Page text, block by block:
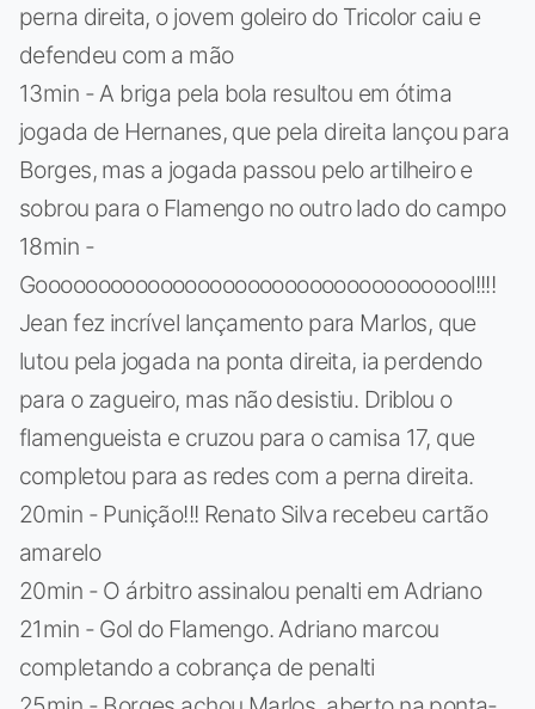
perna direita, o jovem goleiro do Tricolor caiu e
defendeu com a mão
13min - A briga pela bola resultou em ótima
jogada de Hernanes, que pela direita lançou para
Borges, mas a jogada passou pelo artilheiro e
sobrou para o Flamengo no outro lado do campo
18min -
Goooooooooooooooooooooooooooooooooool!!!!
Jean fez incrível lançamento para Marlos, que
lutou pela jogada na ponta direita, ia perdendo
para o zagueiro, mas não desistiu. Driblou o
flamengueista e cruzou para o camisa 17, que
completou para as redes com a perna direita.
20min - Punição!!! Renato Silva recebeu cartão
amarelo
20min - O árbitro assinalou penalti em Adriano
21min - Gol do Flamengo. Adriano marcou
completando a cobrança de penalti